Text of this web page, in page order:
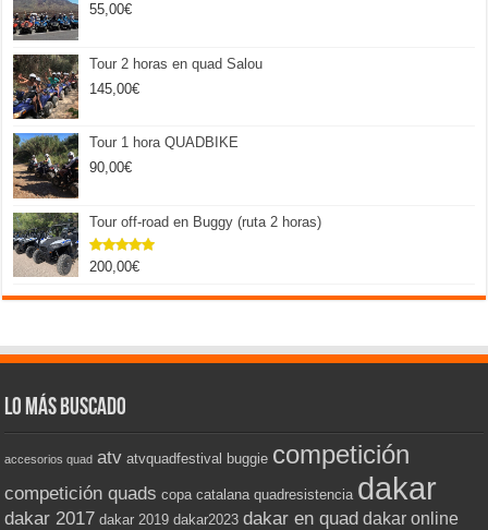
55,00€
Tour 2 horas en quad Salou
145,00€
Tour 1 hora QUADBIKE
90,00€
Tour off-road en Buggy (ruta 2 horas)
Valorado
de 5
200,00€
Lo más buscado
accesorios quad atv atvquadfestival buggie competición
competición quads copa catalana quadresistencia dakar
dakar 2017 dakar 2019 dakar2023 dakar en quad dakar online